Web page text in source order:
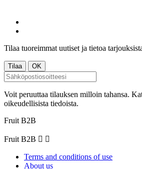
Tilaa tuoreimmat uutiset ja tietoa
Voit peruuttaa tilauksen milloin tahansa.
oikeudellisista tiedoista.
Fruit B2B
Fruit B2B  
Terms and conditions of use
About us